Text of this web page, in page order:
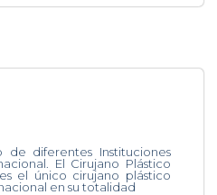
de diferentes Instituciones
El Cirujano Plástico
el único cirujano plástico
en su totalidad